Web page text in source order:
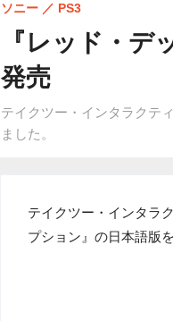
『レッド・
発売
テイクツー・インタラクテ
ました。
ソニー PS3
テイクツー・インタラ
プション』の日本語版